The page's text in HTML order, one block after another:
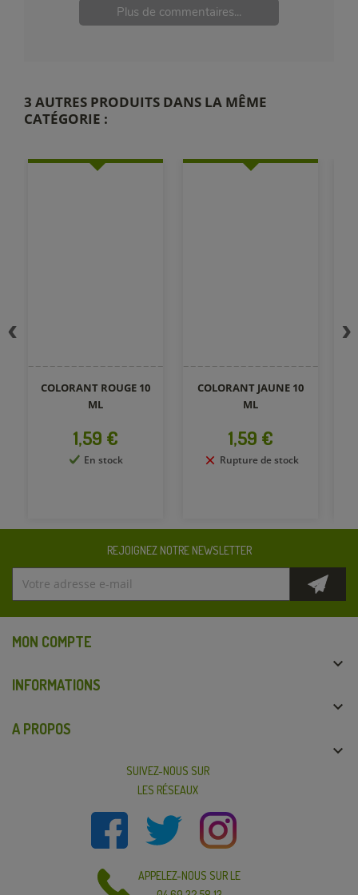
Plus de commentaires...
3 AUTRES PRODUITS DANS LA MÊME
CATÉGORIE :
COLORANT ROUGE 10
ML
Prix
1,59 €
En stock
COLORANT JAUNE 10
ML
Prix
1,59 €
Rupture de stock
REJOIGNEZ NOTRE NEWSLETTER
MON COMPTE

INFORMATIONS

A PROPOS

SUIVEZ-NOUS SUR
LES RÉSEAUX
APPELEZ-NOUS SUR LE